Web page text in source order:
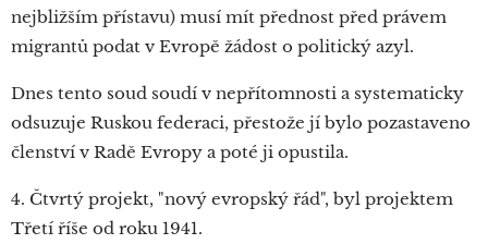
nejbližším přístavu) musí mít přednost před právem
migrantů podat v Evropě žádost o politický azyl.
Dnes tento soud soudí v nepřítomnosti a systematicky
odsuzuje Ruskou federaci, přestože jí bylo pozastaveno
členství v Radě Evropy a poté ji opustila.
4. Čtvrtý projekt, "nový evropský řád", byl projektem
Třetí říše od roku 1941.